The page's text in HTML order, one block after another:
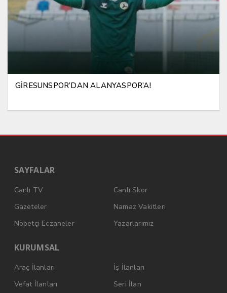
GİRESUNSPOR’DAN ALANYASPOR’A!
SAYFALAR
Canlı TV
Canlı Skor
Gazeteler
Namaz Vakitleri
Nöbetçi Eczaneler
Yazarlarımız
KURUMSAL
Araç İlanları
İş İlanları
Vefat İlanları
Seri İlan